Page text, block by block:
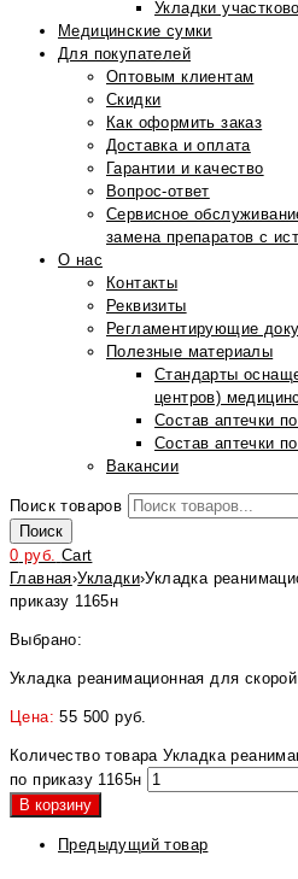
Укладки
Медицинские сумки
Для покупателей
Оптовым клиентам
Скидки
Как оформить заказ
Доставка и оплата
Гарантии и качество
Вопрос-ответ
Сервисное
замена препаратов с
О нас
Контакты
Реквизиты
Регламентирующие
Полезные материалы
Стандарты
центров)
Состав аптечки
Состав аптечки
Вакансии
Поиск товаров
Поиск
0 руб. Cart
Главная›Укладки›Укладка
приказу 1165н
Выбрано:
Укладка реанимационная для
Цена:55 500 руб.
Количество товара Укладка
по приказу 1165н
В корзину
Предыдущий товар